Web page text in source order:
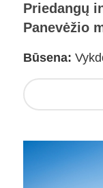
Priedangų
Panevėžio
Būsena: